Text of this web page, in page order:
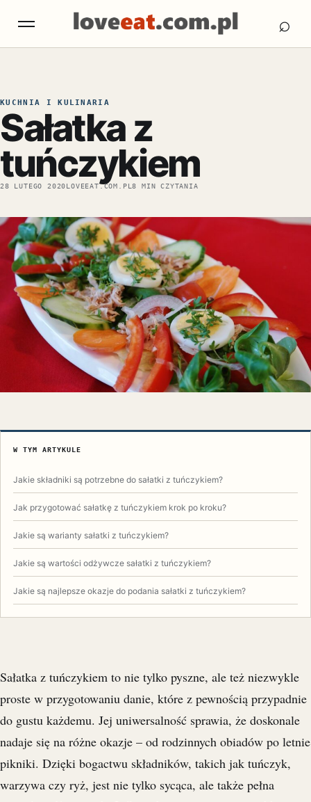
Otwórz menu ⌕
KUCHNIA I KULINARIA
Sałatka z
tuńczykiem
28 LUTEGO 2020LOVEEAT.COM.PL8 MIN CZYTANIA
W TYM ARTYKULE
Jakie składniki są potrzebne do sałatki z tuńczykiem?
Jak przygotować sałatkę z tuńczykiem krok po kroku?
Jakie są warianty sałatki z tuńczykiem?
Jakie są wartości odżywcze sałatki z tuńczykiem?
Jakie są najlepsze okazje do podania sałatki z tuńczykiem?
Sałatka z tuńczykiem to nie tylko pyszne, ale też niezwykle
proste w przygotowaniu danie, które z pewnością przypadnie
do gustu każdemu. Jej uniwersalność sprawia, że doskonale
nadaje się na różne okazje – od rodzinnych obiadów po letnie
pikniki. Dzięki bogactwu składników, takich jak tuńczyk,
warzywa czy ryż, jest nie tylko sycąca, ale także pełna